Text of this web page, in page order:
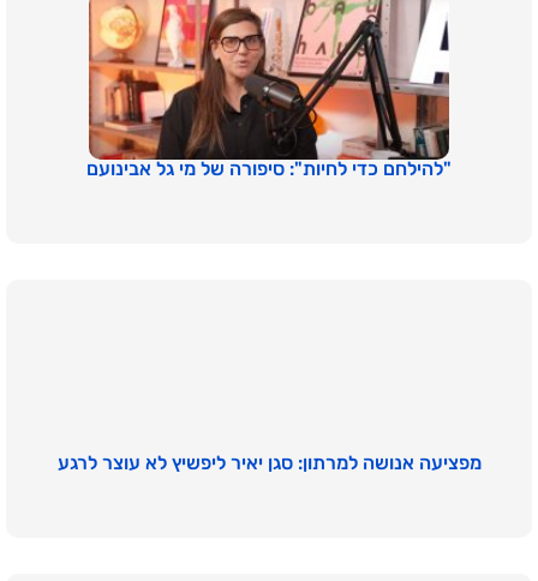
"להילחם כדי לחיות": סיפורה של מי גל אבינועם
מפציעה אנושה למרתון: סגן יאיר ליפשיץ לא עוצר לרגע